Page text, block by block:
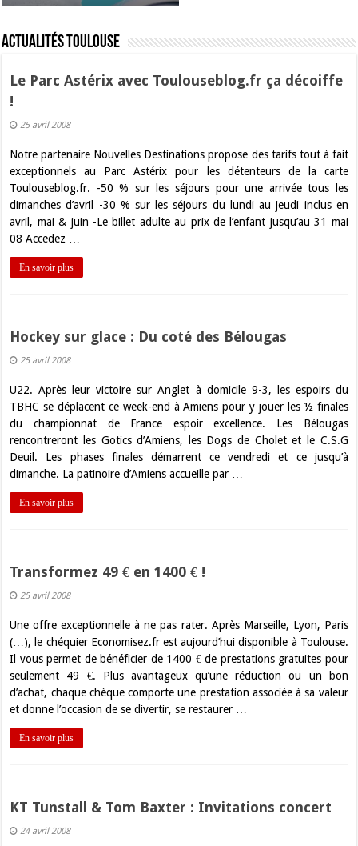
Actualités Toulouse
Le Parc Astérix avec Toulouseblog.fr ça décoiffe
!
25 avril 2008
Notre partenaire Nouvelles Destinations propose des tarifs tout à fait
exceptionnels au Parc Astérix pour les détenteurs de la carte
Toulouseblog.fr. -50 % sur les séjours pour une arrivée tous les
dimanches d’avril -30 % sur les séjours du lundi au jeudi inclus en
avril, mai & juin -Le billet adulte au prix de l’enfant jusqu’au 31 mai
08 Accedez …
En savoir plus
Hockey sur glace : Du coté des Bélougas
25 avril 2008
U22. Après leur victoire sur Anglet à domicile 9-3, les espoirs du
TBHC se déplacent ce week-end à Amiens pour y jouer les ½ finales
du championnat de France espoir excellence. Les Bélougas
rencontreront les Gotics d’Amiens, les Dogs de Cholet et le C.S.G
Deuil. Les phases finales démarrent ce vendredi et ce jusqu’à
dimanche. La patinoire d’Amiens accueille par …
En savoir plus
Transformez 49 € en 1400 € !
25 avril 2008
Une offre exceptionnelle à ne pas rater. Après Marseille, Lyon, Paris
(…), le chéquier Economisez.fr est aujourd’hui disponible à Toulouse.
Il vous permet de bénéficier de 1400 € de prestations gratuites pour
seulement 49 €. Plus avantageux qu’une réduction ou un bon
d’achat, chaque chèque comporte une prestation associée à sa valeur
et donne l’occasion de se divertir, se restaurer …
En savoir plus
KT Tunstall & Tom Baxter : Invitations concert
24 avril 2008